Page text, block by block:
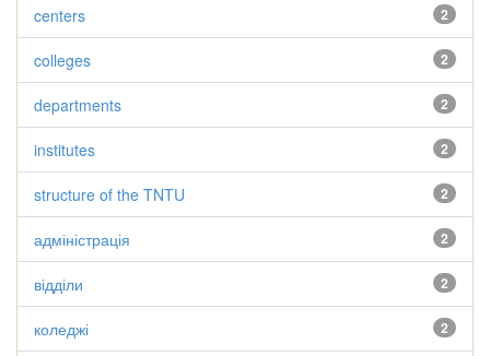
2
centers
2
colleges
2
departments
2
institutes
2
structure of the TNTU
2
адміністрація
2
відділи
2
коледжі